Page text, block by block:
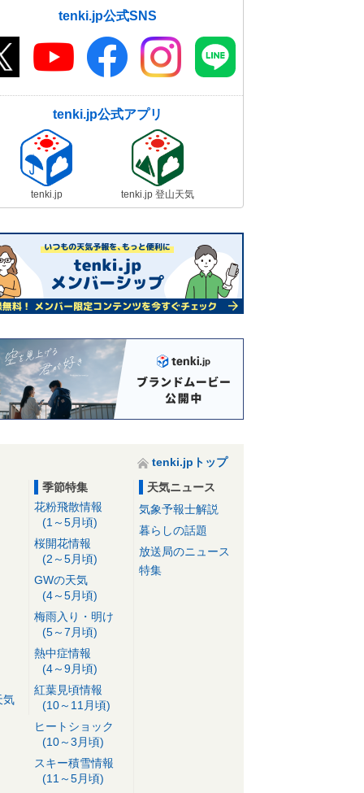
tenki.jp公式SNS
tenki.jp公式アプリ
tenki.jp tenki.jp 登山天気
tenki.jpトップ
気
季節特集
花粉飛散情報
(1～5月頃)
桜開花情報
(2～5月頃)
GWの天気
(4～5月頃)
梅雨入り・明け
(5～7月頃)
熱中症情報
(4～9月頃)
紅葉見頃情報
(10～11月頃)
ヒートショック
(10～3月頃)
スキー積雪情報
(11～5月頃)
天気ニュース
気象予報士解説
暮らしの話題
放送局のニュース
特集